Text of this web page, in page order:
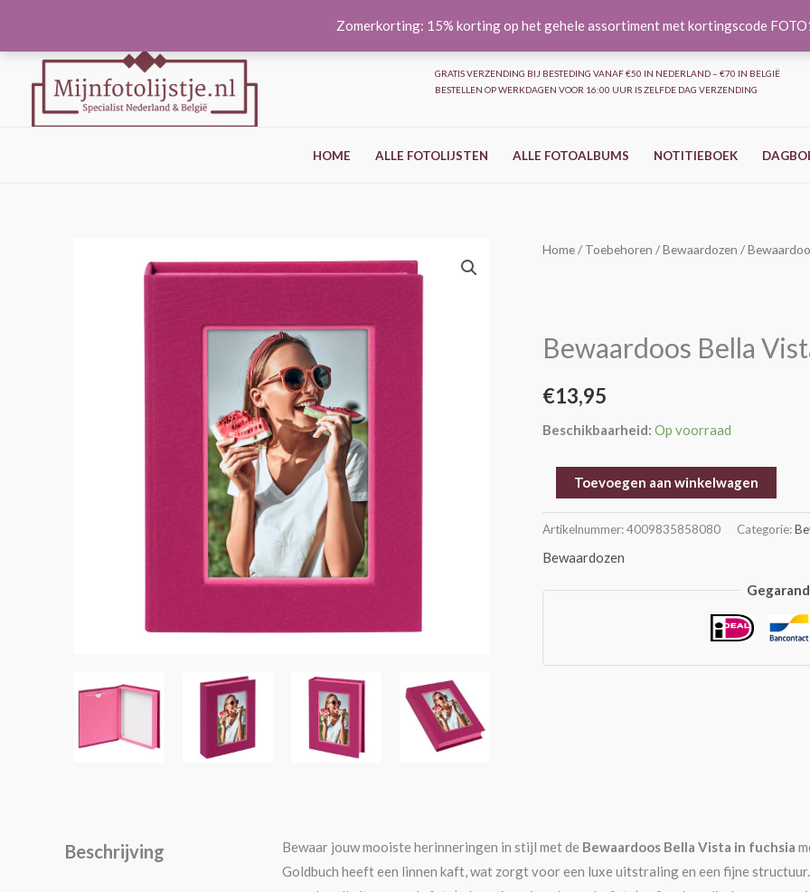
Zomerkorting: 15% korting op het gehele assortiment met kortingscode
inhoud
GRATIS VERZENDING BIJ BESTEDING VANAF €50 IN NEDERLAND – €70 IN BELGIË
BESTELLEN OP WERKDAGEN VOOR 16:00 UUR IS ZELFDE DAG VERZENDING
HOME ALLE FOTOLIJSTEN ALLE FOTOALBUMS NOTITIEBOEK
Home/ Toebehoren /Bewaardozen /
Bewaardoos Bella
€13,95
Beschikbaarheid: Op voorraad
Bewaardoos
Fuchsia
roze
Toevoegen aan winkelwagen
Artikelnummer:4009835858080 Categorie:
Bewaardozen
Beschrijving Bewaar jouw mooiste herinneringen in stijl met de Bewaardoos Bella Vista in fuchsia
Goldbuch heeft een linnen kaft, wat zorgt voor een luxe uitstraling en een fijne